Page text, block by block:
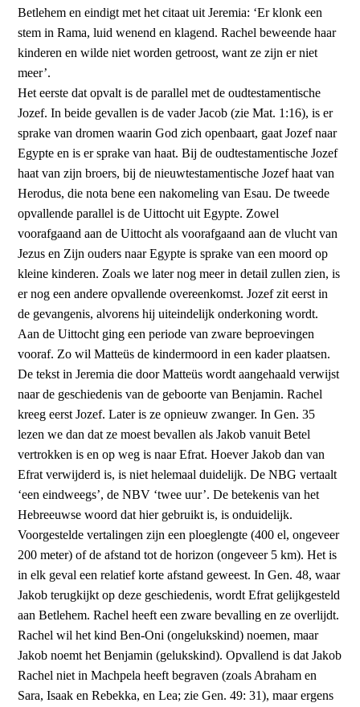
Betlehem en eindigt met het citaat uit Jeremia: ‘Er klonk een
stem in Rama, luid wenend en klagend. Rachel beweende haar
kinderen en wilde niet worden getroost, want ze zijn er niet
meer’.
Het eerste dat opvalt is de parallel met de oudtestamentische
Jozef. In beide gevallen is de vader Jacob (zie Mat. 1:16), is er
sprake van dromen waarin God zich openbaart, gaat Jozef naar
Egypte en is er sprake van haat. Bij de oudtestamentische Jozef
haat van zijn broers, bij de nieuw­testamen­ti­sche Jozef haat van
Herodus, die nota bene een nakomeling van Esau. De tweede
opvallende parallel is de Uittocht uit Egypte. Zowel
voorafgaand aan de Uittocht als voorafgaand aan de vlucht van
Jezus en Zijn ouders naar Egypte is sprake van een moord op
kleine kinderen. Zoals we later nog meer in detail zullen zien, is
er nog een andere opvallende overeenkomst. Jozef zit eerst in
de gevangenis, alvorens hij uiteindelijk onderkoning wordt.
Aan de Uittocht ging een periode van zware beproevingen
vooraf. Zo wil Matteüs de kindermoord in een kader plaatsen.
De tekst in Jeremia die door Matteüs wordt aangehaald verwijst
naar de geschiedenis van de geboorte van Benjamin. Rachel
kreeg eerst Jozef. Later is ze opnieuw zwanger. In Gen. 35
lezen we dan dat ze moest bevallen als Jakob vanuit Betel
vertrokken is en op weg is naar Efrat. Hoever Jakob dan van
Efrat verwijderd is, is niet helemaal duidelijk. De NBG vertaalt
‘een eindweegs’, de NBV ‘twee uur’. De betekenis van het
Hebreeuwse woord dat hier gebruikt is, is onduidelijk.
Voorgestelde vertalingen zijn een ploeglengte (400 el, ongeveer
200 meter) of de afstand tot de horizon (ongeveer 5 km). Het is
in elk geval een relatief korte afstand geweest. In Gen. 48, waar
Jakob terugkijkt op deze geschiedenis, wordt Efrat gelijkgesteld
aan Betlehem. Rachel heeft een zware bevalling en ze overlijdt.
Rachel wil het kind Ben-Oni (ongelukskind) noemen, maar
Jakob noemt het Benjamin (gelukskind). Opvallend is dat Jakob
Rachel niet in Machpela heeft begraven (zoals Abraham en
Sara, Isaak en Rebekka, en Lea; zie Gen. 49: 31), maar ergens